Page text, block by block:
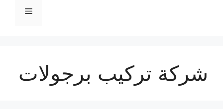
القائمة
شركة تركيب برجولات